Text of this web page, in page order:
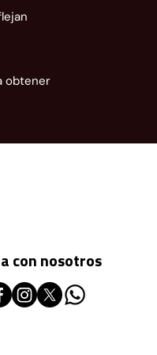
obtener
con nosotros